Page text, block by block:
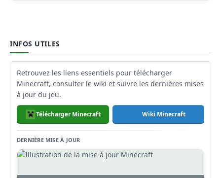
INFOS UTILES
Retrouvez les liens essentiels pour télécharger
Minecraft, consulter le wiki et suivre les dernières mises
à jour du jeu.
Télécharger Minecraft Wiki Minecraft
DERNIÈRE MISE À JOUR